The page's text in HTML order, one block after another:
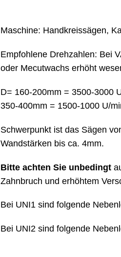
Maschine: Handkreissägen,
Empfohlene Drehzahlen: Bei
oder Mecutwachs erhöht
D= 160-200mm = 3500-3000
350-400mm = 1500-1000 U/
Schwerpunkt ist das Sägen
Wandstärken bis ca. 4mm.
Bitte achten Sie unbedingt
Zahnbruch und erhöhtem
Bei UNI1 sind folgende
Bei UNI2 sind folgende